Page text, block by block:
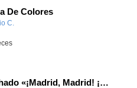
De Colores
C.
Antonio Machado «¡Madrid, Madrid! ¡Qué bien tu nombre suena!» (1936) Recitario APE Quevedo